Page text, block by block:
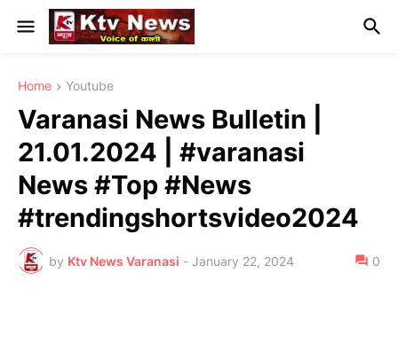
Home Youtube
Varanasi News Bulletin |
21.01.2024 | #varanasi
News #Top #News
#trendingshortsvideo2024
by Ktv News Varanasi - January 22, 2024 0